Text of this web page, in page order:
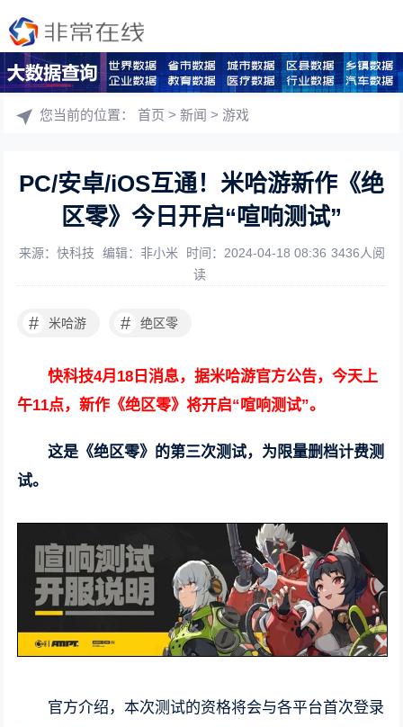
您当前的位置：首页 >新闻 > 游戏
PC/安卓/iOS互通！米哈游新作《绝
区零》今日开启“喧响测试”
来源：快科技 编辑：非小米 时间：2024-04-18 08:36 3436人阅
读
# 米哈游 # 绝区零
快科技4月18日消息，据米哈游官方公告，今天上
午11点，新作《绝区零》将开启“喧响测试”。
这是《绝区零》的第三次测试，为限量删档计费测
试。
官方介绍，本次测试的资格将会与各平台首次登录